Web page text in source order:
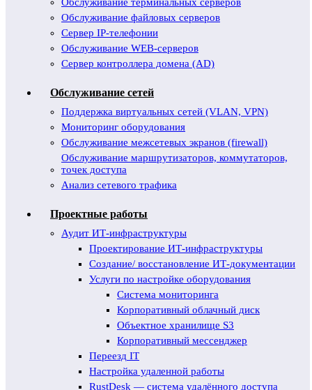
Обслуживание файловых серверов
Сервер IP-телефонии
Обслуживание WEB-серверов
Сервер контроллера домена (AD)
Обслуживание сетей
Поддержка виртуальных сетей (VLAN, VPN)
Мониторинг оборудования
Обслуживание межсетевых экранов (firewall)
Обслуживание маршрутизаторов, коммутаторов,
точек доступа
Анализ сетевого трафика
Проектные работы
Аудит ИТ-инфраструктуры
Проектирование ИТ-инфраструктуры
Создание/ восстановление ИТ-документации
Услуги по настройке оборудования
Система мониторинга
Корпоративный облачный диск
Объектное хранилище S3
Корпоративный мессенджер
Переезд IT
Настройка удаленной работы
RustDesk — система удалённого доступа